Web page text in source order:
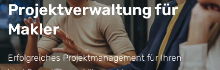
Projektverwaltung für
Makler
Erfolgreiches Projektmanagement für Ihren